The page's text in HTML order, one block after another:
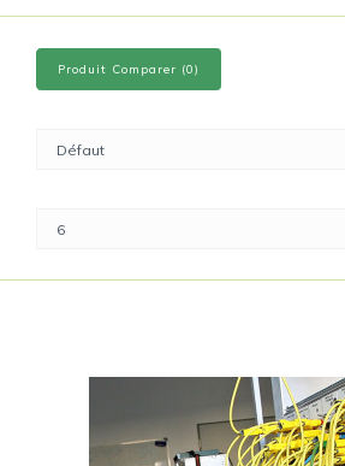
Produit Comparer (0)